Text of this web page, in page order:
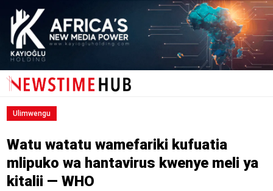
Ulimwengu
Watu watatu wamefariki kufuatia
mlipuko wa hantavirus kwenye meli ya
kitalii — WHO